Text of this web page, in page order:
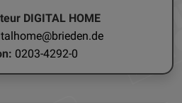
DIGITAL HOME
0203-4292-0